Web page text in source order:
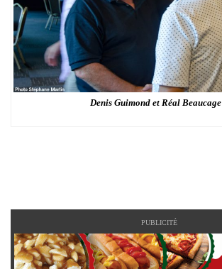
Denis Guimond et Réal Beaucage
PUBLICITÉ